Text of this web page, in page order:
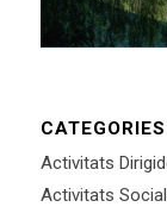
CATEGORIES
Activitats
Activitats